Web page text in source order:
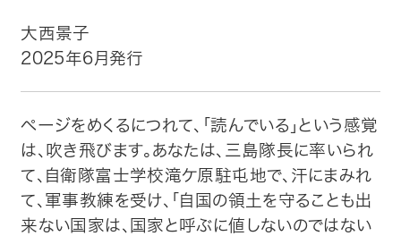
自費出版したい方
購入方法
お問い合わせ
画像・文章の使用について
大西景子
2025年6月発行
ページをめくるにつれて、「読んでいる」という感覚
は、吹き飛びます。あなたは、三島隊長に率いられ
て、自衛隊富士学校滝ケ原駐屯地で、汗にまみれ
て、軍事教練を受け、「自国の領土を守ることも出
来ない国家は、国家と呼ぶに値しないのではない